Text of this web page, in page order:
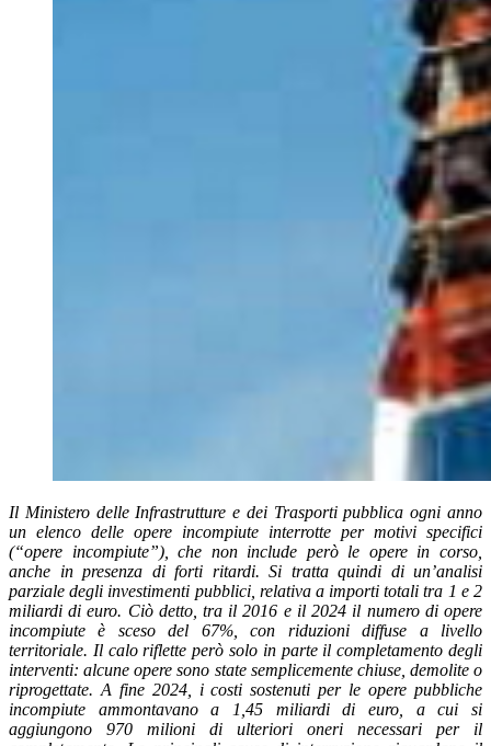
Il Ministero delle Infrastrutture e dei Trasporti pubblica ogni anno
un elenco delle opere incompiute interrotte per motivi specifici
(“opere incompiute”), che non include però le opere in corso,
anche in presenza di forti ritardi. Si tratta quindi di un’analisi
parziale degli investimenti pubblici, relativa a importi totali tra 1 e 2
miliardi di euro. Ciò detto, tra il 2016 e il 2024 il numero di opere
incompiute è sceso del 67%, con riduzioni diffuse a livello
territoriale. Il calo riflette però solo in parte il completamento degli
interventi: alcune opere sono state semplicemente chiuse, demolite o
riprogettate. A fine 2024, i costi sostenuti per le opere pubbliche
incompiute ammontavano a 1,45 miliardi di euro, a cui si
aggiungono 970 milioni di ulteriori oneri necessari per il